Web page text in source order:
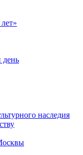
наследия